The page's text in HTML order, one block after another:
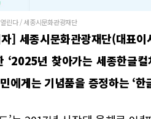
린다 / 세종시문화관광재단
] 세종시문화관광재단(대표
‘2025년 찾아가는 세종한글
에게는 기념품을 증정하는 ‘